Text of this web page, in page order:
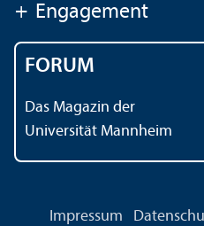
+ Engagement
FORUM
Das Magazin der
Universität Mannheim
Impressum